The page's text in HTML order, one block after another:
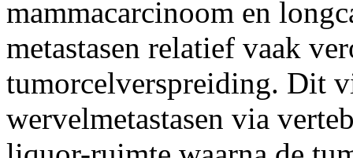
mammacarcinoom en
metastasen relatief vaak
tumorcelverspreiding. Dit
wervelmetastasen via